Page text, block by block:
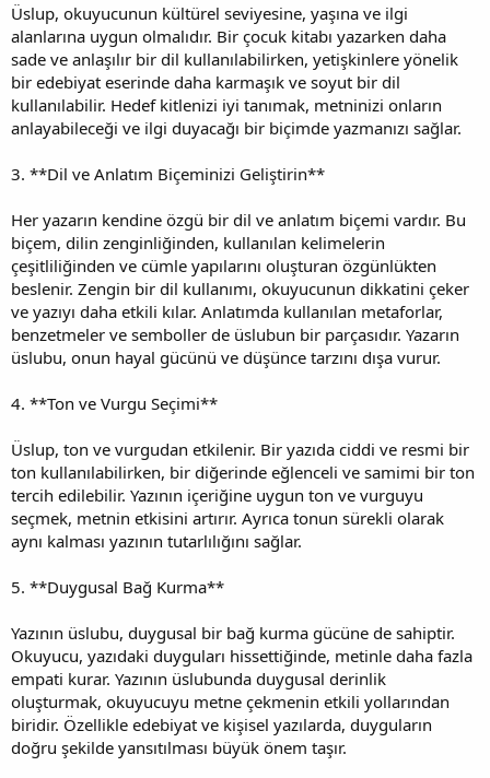
Üslup, okuyucunun kültürel seviyesine, yaşına ve ilgi
alanlarına uygun olmalıdır. Bir çocuk kitabı yazarken daha
sade ve anlaşılır bir dil kullanılabilirken, yetişkinlere yönelik
bir edebiyat eserinde daha karmaşık ve soyut bir dil
kullanılabilir. Hedef kitlenizi iyi tanımak, metninizi onların
anlayabileceği ve ilgi duyacağı bir biçimde yazmanızı sağlar.
3. **Dil ve Anlatım Biçeminizi Geliştirin**
Her yazarın kendine özgü bir dil ve anlatım biçemi vardır. Bu
biçem, dilin zenginliğinden, kullanılan kelimelerin
çeşitliliğinden ve cümle yapılarını oluşturan özgünlükten
beslenir. Zengin bir dil kullanımı, okuyucunun dikkatini çeker
ve yazıyı daha etkili kılar. Anlatımda kullanılan metaforlar,
benzetmeler ve semboller de üslubun bir parçasıdır. Yazarın
üslubu, onun hayal gücünü ve düşünce tarzını dışa vurur.
4. **Ton ve Vurgu Seçimi**
Üslup, ton ve vurgudan etkilenir. Bir yazıda ciddi ve resmi bir
ton kullanılabilirken, bir diğerinde eğlenceli ve samimi bir ton
tercih edilebilir. Yazının içeriğine uygun ton ve vurguyu
seçmek, metnin etkisini artırır. Ayrıca tonun sürekli olarak
aynı kalması yazının tutarlılığını sağlar.
5. **Duygusal Bağ Kurma**
Yazının üslubu, duygusal bir bağ kurma gücüne de sahiptir.
Okuyucu, yazıdaki duyguları hissettiğinde, metinle daha fazla
empati kurar. Yazının üslubunda duygusal derinlik
oluşturmak, okuyucuyu metne çekmenin etkili yollarından
biridir. Özellikle edebiyat ve kişisel yazılarda, duyguların
doğru şekilde yansıtılması büyük önem taşır.